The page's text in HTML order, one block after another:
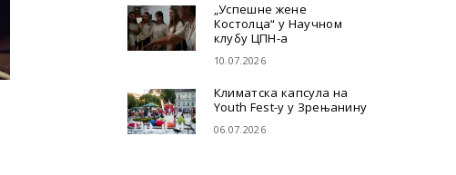
„Успешне жене
Костолца“ у Научном
клубу ЦПН-а
10.07.2026
Климатска капсула на
Youth Fest-у у Зрењанину
06.07.2026